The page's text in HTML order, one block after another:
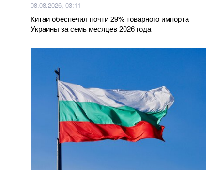
08.08.2026, 03:11
Китай обеспечил почти 29% товарного импорта
Украины за семь месяцев 2026 года